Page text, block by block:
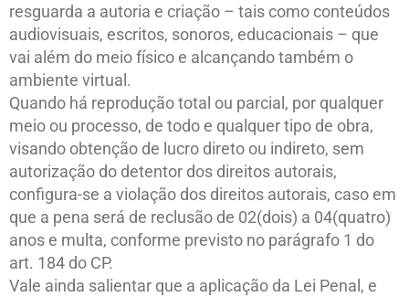
resguarda a autoria e criação – tais como conteúdos
audiovisuais, escritos, sonoros, educacionais – que
vai além do meio físico e alcançando também o
ambiente virtual.
Quando há reprodução total ou parcial, por qualquer
meio ou processo, de todo e qualquer tipo de obra,
visando obtenção de lucro direto ou indireto, sem
autorização do detentor dos direitos autorais,
configura-se a violação dos direitos autorais, caso em
que a pena será de reclusão de 02(dois) a 04(quatro)
anos e multa, conforme previsto no parágrafo 1 do
art. 184 do CP.
Vale ainda salientar que a aplicação da Lei Penal, e